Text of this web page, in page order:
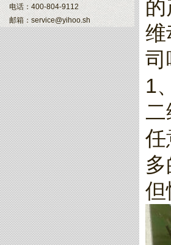
电话：400-804-9112
邮箱：service@yihoo.sh
维
司
1
二
任
但